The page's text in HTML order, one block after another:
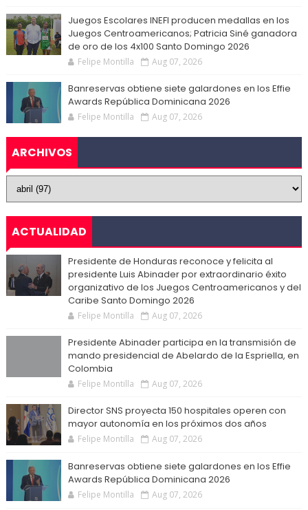
Juegos Escolares INEFI producen medallas en los
Juegos Centroamericanos; Patricia Siné ganadora
de oro de los 4x100 Santo Domingo 2026
Felipe Montilla Aug 07, 2026
Banreservas obtiene siete galardones en los Effie
Awards República Dominicana 2026
Felipe Montilla Aug 07, 2026
ARCHIVOS
ACTUALIDAD
Presidente de Honduras reconoce y felicita al
presidente Luis Abinader por extraordinario éxito
organizativo de los Juegos Centroamericanos y del
Caribe Santo Domingo 2026
Felipe Montilla Aug 07, 2026
Presidente Abinader participa en la transmisión de
mando presidencial de Abelardo de la Espriella, en
Colombia
Felipe Montilla Aug 07, 2026
Director SNS proyecta 150 hospitales operen con
mayor autonomía en los próximos dos años
Felipe Montilla Aug 07, 2026
Banreservas obtiene siete galardones en los Effie
Awards República Dominicana 2026
Felipe Montilla Aug 07, 2026